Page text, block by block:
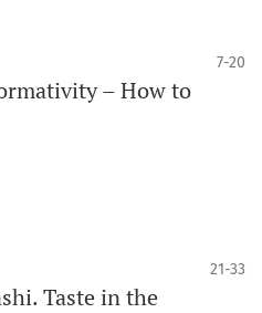
7-20
– How to
21-33
Taste in the